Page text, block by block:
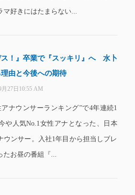
マ好きにはたまらない...
ス！』卒業で『スッキリ』へ 水卜
由と今後への期待
月27日10:55 AM
ナウンサーランキング”で4年連続1
や人気No.1女性アナとなった、日本
ウンサー。入社1年目から担当しブレ
たお昼の番組『...